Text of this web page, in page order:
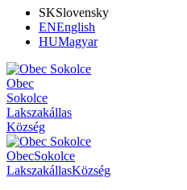
SKSlovensky
ENEnglish
HUMagyar
Obec
Sokolce
Lakszakállas
Község
ObecSokolce
LakszakállasKözség